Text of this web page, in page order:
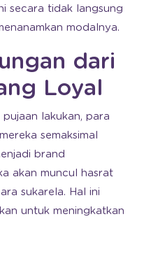
secara tidak langsung
modalnya.
dari
Loyal
lakukan, para
semaksimal
brand
akan muncul hasrat
sukarela. Hal ini
untuk meningkatkan